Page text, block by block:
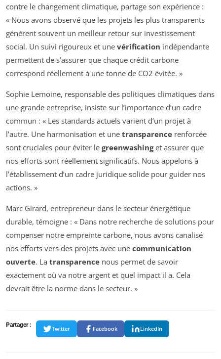
contre le changement climatique, partage son expérience :
« Nous avons observé que les projets les plus transparents
génèrent souvent un meilleur retour sur investissement
social. Un suivi rigoureux et une vérification indépendante
permettent de s’assurer que chaque crédit carbone
correspond réellement à une tonne de CO2 évitée. »
Sophie Lemoine, responsable des politiques climatiques dans
une grande entreprise, insiste sur l’importance d’un cadre
commun : « Les standards actuels varient d’un projet à
l’autre. Une harmonisation et une transparence renforcée
sont cruciales pour éviter le greenwashinget assurer que
nos efforts sont réellement significatifs. Nous appelons à
l’établissement d’un cadre juridique solide pour guider nos
actions. »
Marc Girard, entrepreneur dans le secteur énergétique
durable, témoigne : « Dans notre recherche de solutions pour
compenser notre empreinte carbone, nous avons canalisé
nos efforts vers des projets avec une communication
ouverte. La transparence nous permet de savoir
exactement où va notre argent et quel impact il a. Cela
devrait être la norme dans le secteur. »
Partager :
Twitter Facebook LinkedIn